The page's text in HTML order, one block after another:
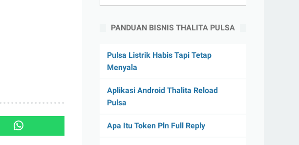
PANDUAN BISNIS THALITA PULSA
Pulsa Listrik Habis Tapi Tetap
Menyala
Aplikasi Android Thalita Reload
Pulsa
Apa Itu Token Pln Full Reply